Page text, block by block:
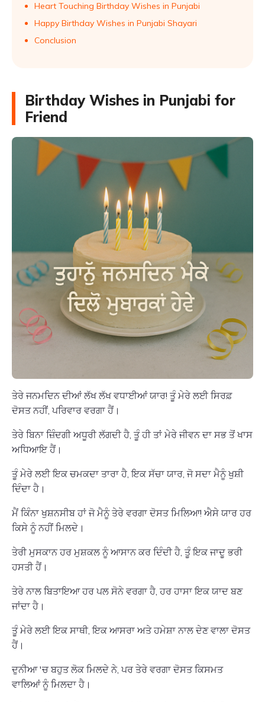
Heart Touching Birthday Wishes in Punjabi
Happy Birthday Wishes in Punjabi Shayari
Conclusion
Birthday Wishes in Punjabi for
Friend
ਤੇਰੇ ਜਨਮਦਿਨ ਦੀਆਂ ਲੱਖ ਲੱਖ ਵਧਾਈਆਂ ਯਾਰ! ਤੂੰ ਮੇਰੇ ਲਈ ਸਿਰਫ਼
ਦੋਸਤ ਨਹੀਂ, ਪਰਿਵਾਰ ਵਰਗਾ ਹੈਂ।
ਤੇਰੇ ਬਿਨਾ ਜ਼ਿੰਦਗੀ ਅਧੂਰੀ ਲੱਗਦੀ ਹੈ, ਤੂੰ ਹੀ ਤਾਂ ਮੇਰੇ ਜੀਵਨ ਦਾ ਸਭ ਤੋਂ ਖਾਸ
ਅਧਿਆਇ ਹੈਂ।
ਤੂੰ ਮੇਰੇ ਲਈ ਇਕ ਚਮਕਦਾ ਤਾਰਾ ਹੈ, ਇਕ ਸੱਚਾ ਯਾਰ, ਜੋ ਸਦਾ ਮੈਨੂੰ ਖੁਸ਼ੀ
ਦਿੰਦਾ ਹੈ।
ਮੈਂ ਕਿੰਨਾ ਖੁਸ਼ਨਸੀਬ ਹਾਂ ਜੋ ਮੈਨੂੰ ਤੇਰੇ ਵਰਗਾ ਦੋਸਤ ਮਿਲਿਆ! ਐਸੇ ਯਾਰ ਹਰ
ਕਿਸੇ ਨੂੰ ਨਹੀਂ ਮਿਲਦੇ।
ਤੇਰੀ ਮੁਸਕਾਨ ਹਰ ਮੁਸ਼ਕਲ ਨੂੰ ਆਸਾਨ ਕਰ ਦਿੰਦੀ ਹੈ, ਤੂੰ ਇਕ ਜਾਦੂ ਭਰੀ
ਹਸਤੀ ਹੈਂ।
ਤੇਰੇ ਨਾਲ ਬਿਤਾਇਆ ਹਰ ਪਲ ਸੋਨੇ ਵਰਗਾ ਹੈ, ਹਰ ਹਾਸਾ ਇਕ ਯਾਦ ਬਣ
ਜਾਂਦਾ ਹੈ।
ਤੂੰ ਮੇਰੇ ਲਈ ਇਕ ਸਾਥੀ, ਇਕ ਆਸਰਾ ਅਤੇ ਹਮੇਸ਼ਾ ਨਾਲ ਦੇਣ ਵਾਲਾ ਦੋਸਤ
ਹੈਂ।
ਦੁਨੀਆ 'ਚ ਬਹੁਤ ਲੋਕ ਮਿਲਦੇ ਨੇ, ਪਰ ਤੇਰੇ ਵਰਗਾ ਦੋਸਤ ਕਿਸਮਤ
ਵਾਲਿਆਂ ਨੂੰ ਮਿਲਦਾ ਹੈ।